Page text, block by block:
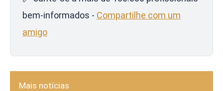
bem-informados - Compartilhe com um
amigo
Mais notícias